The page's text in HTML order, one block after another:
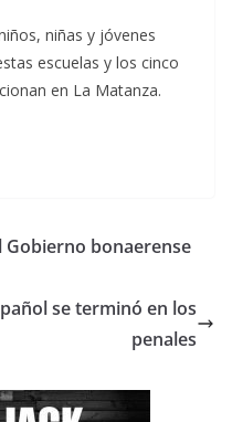
niñas y jóvenes
escuelas y los cinco
en La Matanza.
Gobierno bonaerense
se terminó en los
penales